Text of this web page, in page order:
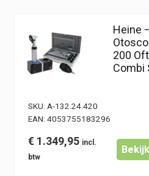
Oftalmoscoop
NT4
oplader
Heine
200
Combi
SKU: A-132.24.420
EAN: 4053755183296
€ 1.349,95